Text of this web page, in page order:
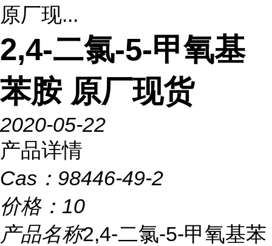
原厂现...
2,4-二氯-5-甲氧基
苯胺 原厂现货
2020-05-22
产品详情
Cas： 98446-49-2
价格： 10
产品名称2,4-二氯-5-甲氧基苯